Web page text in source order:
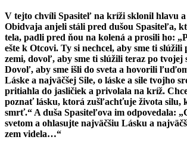
V tejto chvíli Spasiteľ na kríži sklonil hlavu
Obidvaja anjeli stáli pred dušou Spasiteľa,
tela, padli pred ňou na kolená a prosili ho:
ešte k Otcovi. Ty si nechcel, aby sme ti slúžili
zemi, dovoľ, aby sme ti slúžili teraz po tvojej
Dovoľ, aby sme išli do sveta a hovorili
Láske a najväčšej Sile, o láske a sile tvojho
pritiahla do jasličiek a privolala na kríž.
poznať lásku, ktorá zušľachťuje života silu,
smrť.“ A duša Spasiteľova im odpovedala:
svetom a ohlasujte najväčšiu Lásku a
zem videla…“